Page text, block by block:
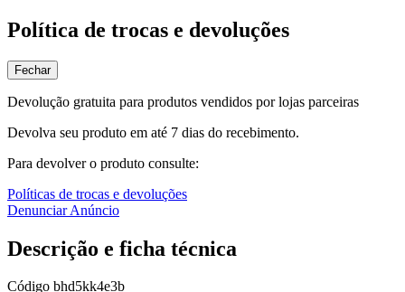
Política de trocas e devoluções
Fechar
Devolução gratuita para produtos vendidos por lojas parceiras
Devolva seu produto em até 7 dias do recebimento.
Para devolver o produto consulte:
Políticas de trocas e devoluções
Denunciar Anúncio
Descrição e ficha técnica
Código bhd5kk4e3b